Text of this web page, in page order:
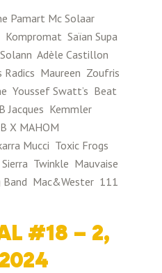
Pamart Mc Solaar
Kompromat Saïan Supa
Solann Adèle Castillon
Maureen Zoufris
Youssef Swatt’s Beat
Jacques Kemmler
X MAHOM
Mucci Toxic Frogs
Sierra Twinkle Mauvaise
Mac&Wester 111
#18 – 2,